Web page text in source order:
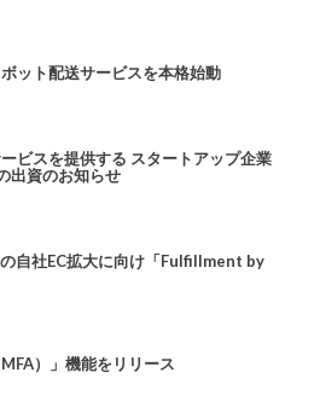
ット配送サービスを本格始動
ビスを提供する スタートアップ企業
出資のお知らせ
自社EC拡大に向け「Fulfillment by
）」機能をリリース